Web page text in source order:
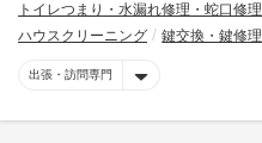
トイレつまり・水漏れ修理・蛇口修理
ハウスクリーニング
鍵交換・鍵修理
出張・訪問専門